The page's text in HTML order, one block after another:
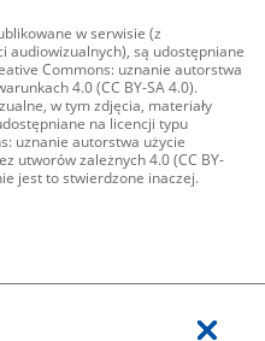
w serwisie (z
audiowizualnych), są udostępniane
Commons: uznanie autorstwa
4.0 (CC BY-SA 4.0).
w tym zdjęcia, materiały
na licencji typu
uznanie autorstwa użycie
utworów zależnych 4.0 (CC BY-
jest to stwierdzone inaczej.